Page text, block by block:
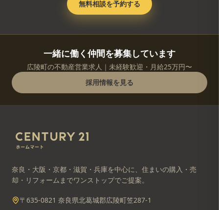
無料相談を予約する
一緒に働く仲間を募集しています
広陵町の不動産営業求人｜未経験歓迎・月給25万円〜
採用情報を見る
奈良・大阪・京都・滋賀・兵庫を中心に、住まいの購入・売
却・リフォームまでワンストップでご提案。
〒635-0821 奈良県北葛城郡広陵町笠287-1